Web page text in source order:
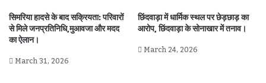
सिमरिया हादसे के बाद सक्रियता: परिवारों
से मिले जनप्रतिनिधि,मुआवजा और मदद
का ऐलान।
March 31, 2026
छिंदवाड़ा में धार्मिक स्थल पर छेड़छाड़ का
आरोप, छिंदवाड़ा के सोनाखार में तनाव।
March 24, 2026